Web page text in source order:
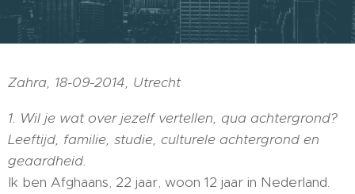
Zahra, 18-09-2014, Utrecht
1. Wil je wat over jezelf vertellen, qua achtergrond?
Leeftijd, familie, studie, culturele achtergrond en
geaardheid.
Ik ben Afghaans, 22 jaar, woon 12 jaar in Nederland.